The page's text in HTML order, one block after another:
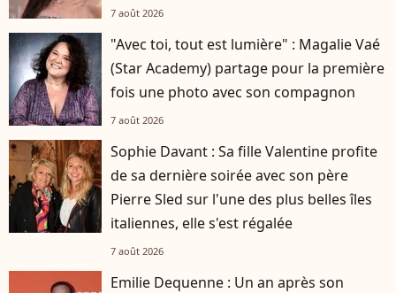
7 août 2026
"Avec toi, tout est lumière" : Magalie Vaé
(Star Academy) partage pour la première
fois une photo avec son compagnon
7 août 2026
Sophie Davant : Sa fille Valentine profite
de sa dernière soirée avec son père
Pierre Sled sur l'une des plus belles îles
italiennes, elle s'est régalée
7 août 2026
Emilie Dequenne : Un an après son